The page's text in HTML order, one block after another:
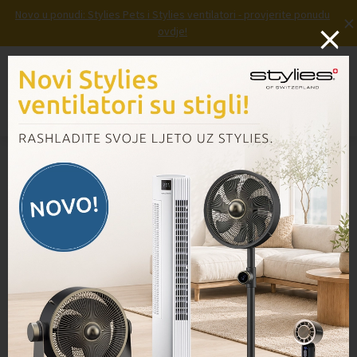
Novo u ponudi: Stylies Pets i Stylies ventilatori - provjerite ponudu
ovdje!
×
Prijava Košarica
Domov
/ Proizvodi / Četka za madrac MPB350, 2 komada